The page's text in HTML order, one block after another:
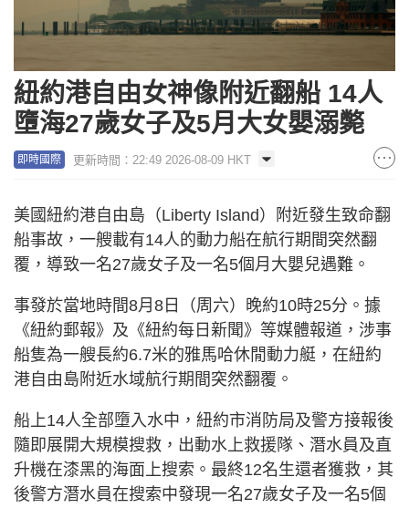
紐約港自由女神像附近翻船 14人
墮海27歲女子及5月大女嬰溺斃
即時國際 更新時間：22:49 2026-08-09 HKT
美國紐約港自由島（Liberty Island）附近發生致命翻
船事故，一艘載有14人的動力船在航行期間突然翻
覆，導致一名27歲女子及一名5個月大嬰兒遇難。
事發於當地時間8月8日（周六）晚約10時25分。據
《紐約郵報》及《紐約每日新聞》等媒體報道，涉事
船隻為一艘長約6.7米的雅馬哈休閒動力艇，在紐約
港自由島附近水域航行期間突然翻覆。
船上14人全部墮入水中，紐約市消防局及警方接報後
隨即展開大規模搜救，出動水上救援隊、潛水員及直
升機在漆黑的海面上搜索。最終12名生還者獲救，其
後警方潛水員在搜索中發現一名27歲女子及一名5個